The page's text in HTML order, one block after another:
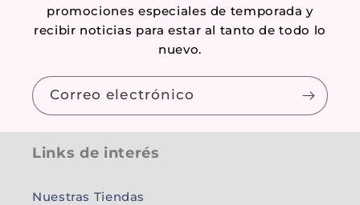
promociones especiales de temporada y
recibir noticias para estar al tanto de todo lo
nuevo.
Correo electrónico
Links de interés
Nuestras Tiendas